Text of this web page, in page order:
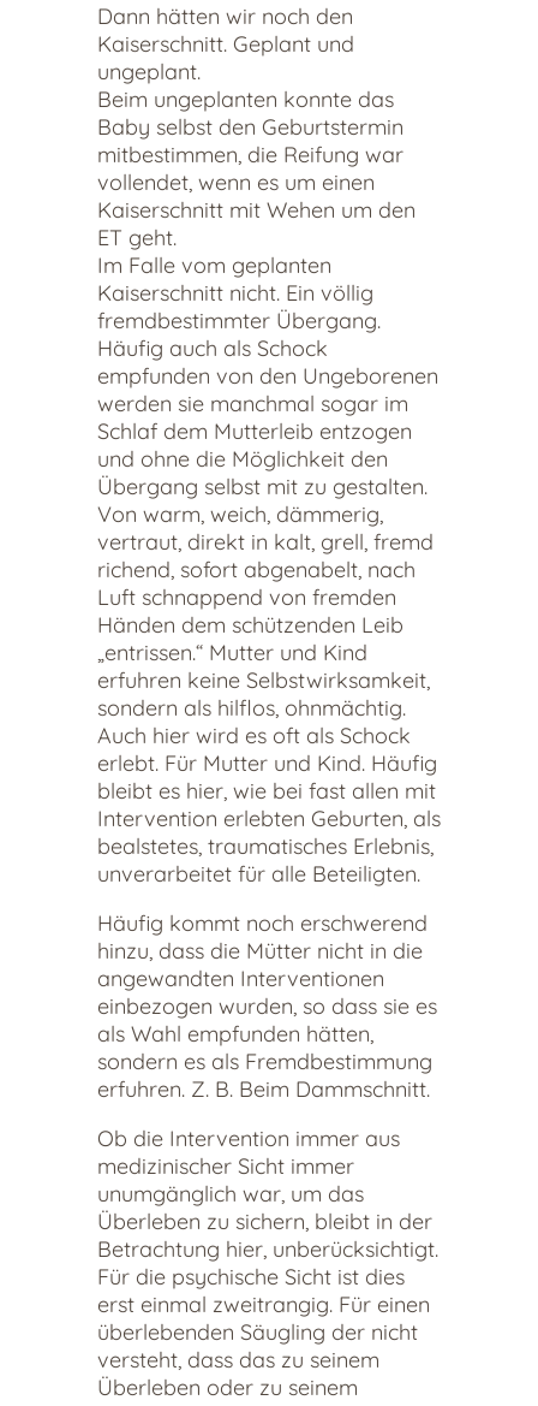
Dann hätten wir noch den
Kaiserschnitt. Geplant und
ungeplant.
Beim ungeplanten konnte das
Baby selbst den Geburtstermin
mitbestimmen, die Reifung war
vollendet, wenn es um einen
Kaiserschnitt mit Wehen um den
ET geht.
Im Falle vom geplanten
Kaiserschnitt nicht. Ein völlig
fremdbestimmter Übergang.
Häufig auch als Schock
empfunden von den Ungeborenen
werden sie manchmal sogar im
Schlaf dem Mutterleib entzogen
und ohne die Möglichkeit den
Übergang selbst mit zu gestalten.
Von warm, weich, dämmerig,
vertraut, direkt in kalt, grell, fremd
richend, sofort abgenabelt, nach
Luft schnappend von fremden
Händen dem schützenden Leib
„entrissen.“ Mutter und Kind
erfuhren keine Selbstwirksamkeit,
sondern als hilflos, ohnmächtig.
Auch hier wird es oft als Schock
erlebt. Für Mutter und Kind. Häufig
bleibt es hier, wie bei fast allen mit
Intervention erlebten Geburten, als
bealstetes, traumatisches Erlebnis,
unverarbeitet für alle Beteiligten.
Häufig kommt noch erschwerend
hinzu, dass die Mütter nicht in die
angewandten Interventionen
einbezogen wurden, so dass sie es
als Wahl empfunden hätten,
sondern es als Fremdbestimmung
erfuhren. Z. B. Beim Dammschnitt.
Ob die Intervention immer aus
medizinischer Sicht immer
unumgänglich war, um das
Überleben zu sichern, bleibt in der
Betrachtung hier, unberücksichtigt.
Für die psychische Sicht ist dies
erst einmal zweitrangig. Für einen
überlebenden Säugling der nicht
versteht, dass das zu seinem
Überleben oder zu seinem